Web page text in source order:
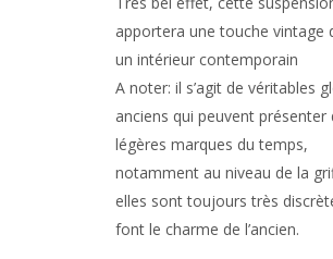
apportera une touche vintage
un intérieur contemporain
A noter: il s’agit de véritables
anciens qui peuvent présenter
légères marques du temps,
notamment au niveau de la
elles sont toujours très
font le charme de l’ancien.